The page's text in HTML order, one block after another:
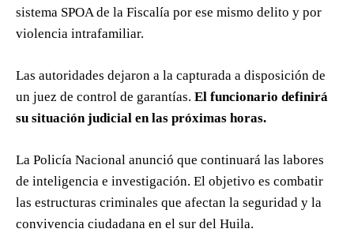
sistema SPOA de la Fiscalía por ese mismo delito y por
violencia intrafamiliar.
Las autoridades dejaron a la capturada a disposición de
un juez de control de garantías. El funcionario definirá
su situación judicial en las próximas horas.
La Policía Nacional anunció que continuará las labores
de inteligencia e investigación. El objetivo es combatir
las estructuras criminales que afectan la seguridad y la
convivencia ciudadana en el sur del Huila.